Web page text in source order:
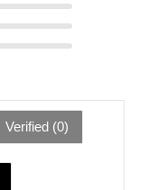
Verified (0)